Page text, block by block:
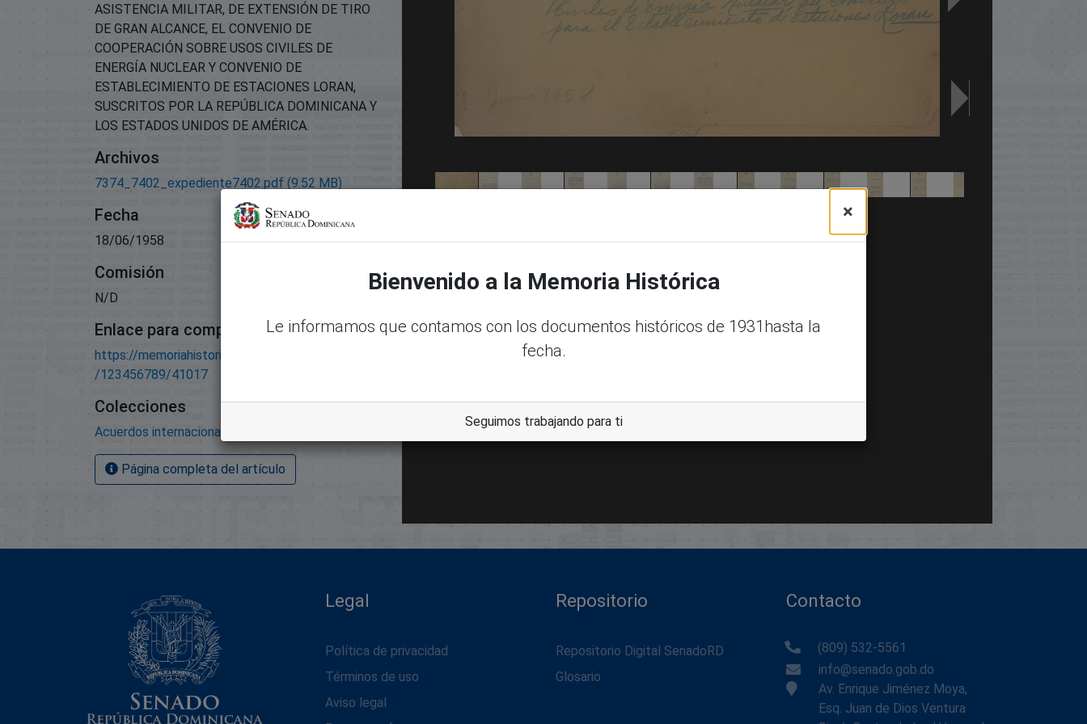
ASISTENCIA MILITAR, DE EXTENSIÓN DE TIRO
DE GRAN ALCANCE, EL CONVENIO DE
COOPERACIÓN SOBRE USOS CIVILES DE
ENERGÍA NUCLEAR Y CONVENIO DE
ESTABLECIMIENTO DE ESTACIONES LORAN,
SUSCRITOS POR LA REPÚBLICA DOMINICANA Y
LOS ESTADOS UNIDOS DE AMÉRICA.
Archivos
7374_7402_expediente7402.pdf (9.52 MB)
Fecha
18/06/1958
Comisión
N/D
Enlace para compartir este artículo
https://memoriahistorica.senadord.gob.do/handle
/123456789/41017
Colecciones
Acuerdos internacionales
Página completa del artículo
Legal
Política de privacidad
Términos de uso
Aviso legal
Repositorio
Repositorio Digital SenadoRD
Glosario
Contacto
(809) 532-5561
info@senado.gob.do
Av. Enrique Jiménez Moya,
Esq. Juan de Dios Ventura
×
Bienvenido a la Memoria Histórica
Le informamos que contamos con los documentos históricos de 1931hasta la
fecha.
Seguimos trabajando para ti